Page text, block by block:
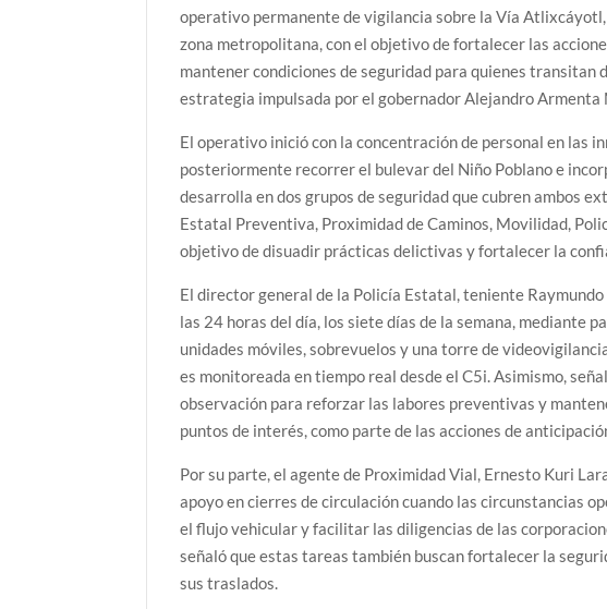
operativo permanente de vigilancia sobre la Vía
zona metropolitana, con el objetivo de fortalecer las
mantener condiciones de seguridad para quienes
estrategia impulsada por el gobernador Alejandro Armenta
El operativo inició con la concentración de personal en las
posteriormente recorrer el bulevar del Niño Poblano e
desarrolla en dos grupos de seguridad que cubren ambos
Estatal Preventiva, Proximidad de Caminos, Movilidad,
objetivo de disuadir prácticas delictivas y fortalecer la
El director general de la Policía Estatal, teniente
las 24 horas del día, los siete días de la semana, mediante
unidades móviles, sobrevuelos y una torre de
es monitoreada en tiempo real desde el C5i. Asimismo,
observación para reforzar las labores preventivas y
puntos de interés, como parte de las acciones de
Por su parte, el agente de Proximidad Vial, Ernesto Kuri
apoyo en cierres de circulación cuando las circunstancias
el flujo vehicular y facilitar las diligencias de las
señaló que estas tareas también buscan fortalecer la
sus traslados.